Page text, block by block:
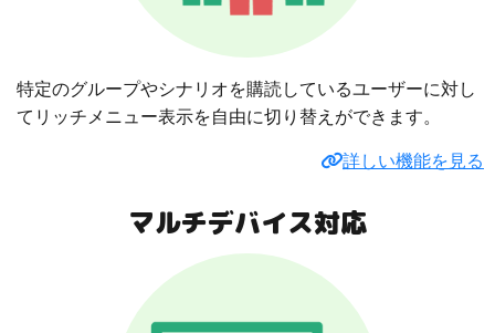
特定のグループやシナリオを購読しているユーザーに対し
てリッチメニュー表示を自由に切り替えができます。
詳しい機能を見る
マルチデバイス対応